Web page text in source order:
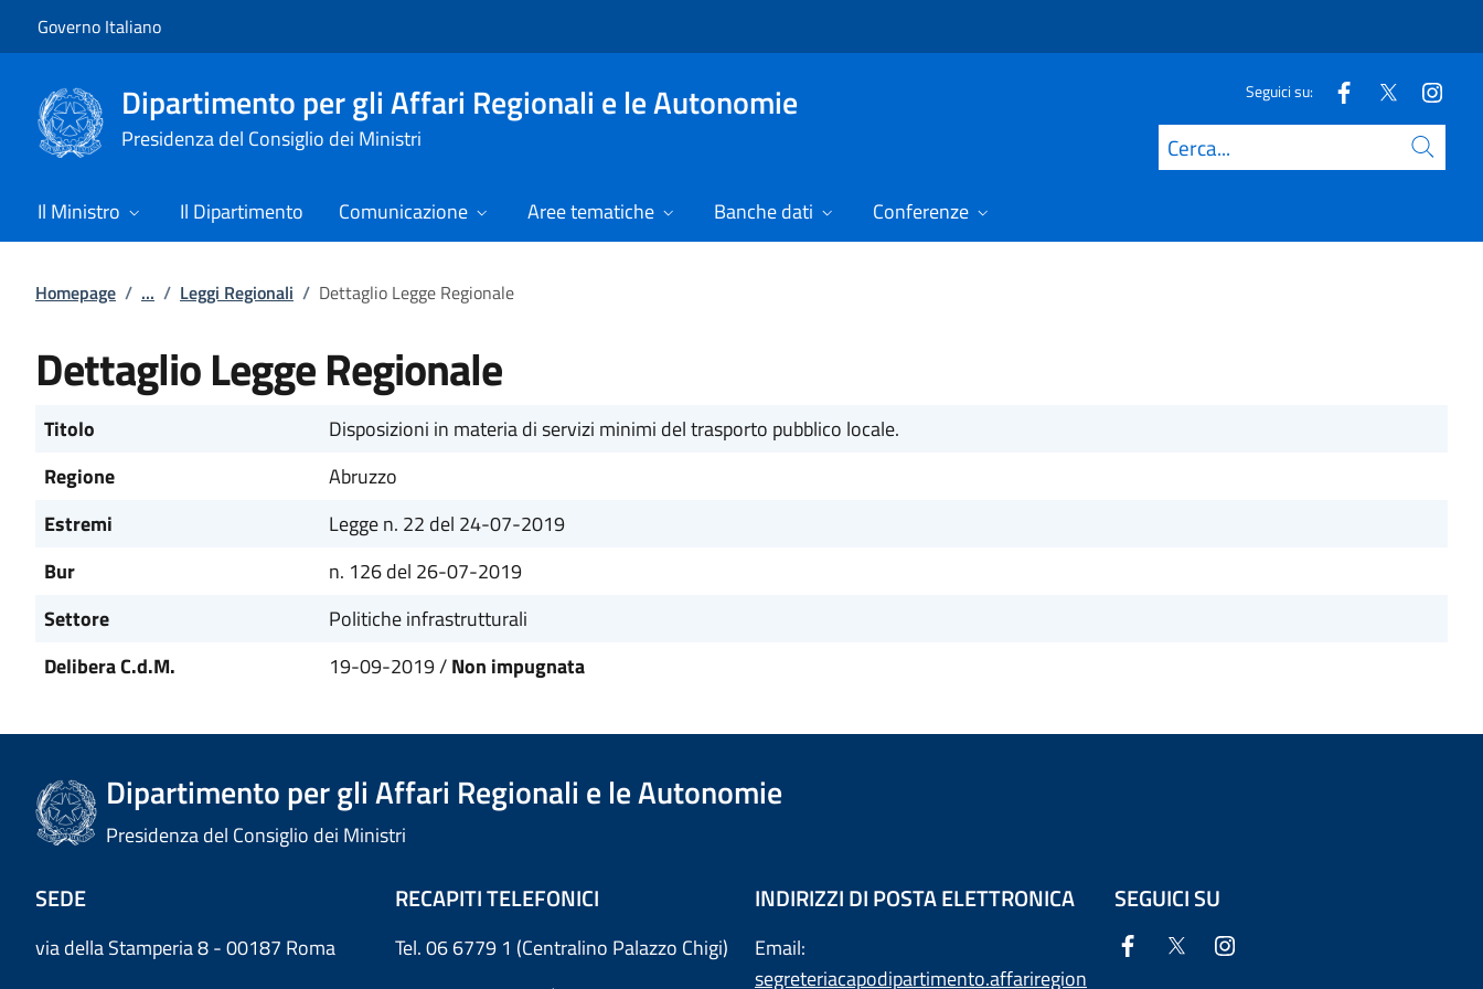
Governo Italiano
Dipartimento per gli Affari Regionali e le Autonomie
Presidenza del Consiglio dei Ministri
Seguici su:
Cerca
Il Ministro Il Dipartimento Comunicazione Aree tematiche Banche dati Conferenze
Homepage / ... / Leggi Regionali / Dettaglio Legge Regionale
Dettaglio Legge Regionale
Titolo
Disposizioni in materia di servizi minimi del trasporto pubblico locale.
Regione
Abruzzo
Estremi
Legge n. 22 del 24-07-2019
Bur
n. 126 del 26-07-2019
Settore
Politiche infrastrutturali
Delibera C.d.M.
19-09-2019 /Non impugnata
Dipartimento per gli Affari Regionali e le Autonomie
Presidenza del Consiglio dei Ministri
SEDE
via della Stamperia 8 - 00187 Roma
RECAPITI TELEFONICI
Tel. 06 6779 1 (Centralino Palazzo Chigi)
INDIRIZZI DI POSTA ELETTRONICA
Email:
segreteriacapodipartimento.affariregion
SEGUICI SU